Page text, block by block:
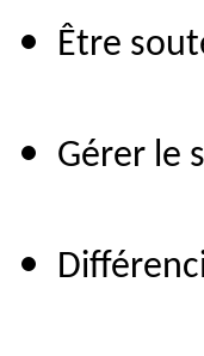
Être
Gérer le